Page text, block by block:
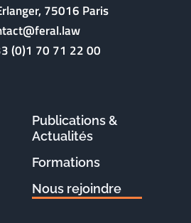
75016 Paris
(0)1 70 71 22 00
Publications &
Actualités
Formations
Nous rejoindre